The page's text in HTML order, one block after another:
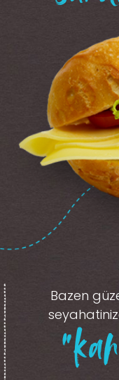
Bazen